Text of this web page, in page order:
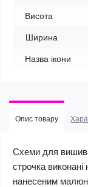
Висота
Ширина
Назва ікони
Опис товару
Схеми для
строчка
нанесеним